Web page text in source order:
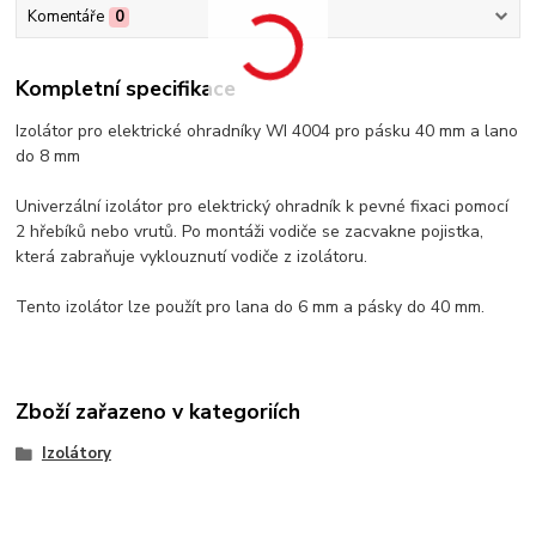
Komentáře 0
Kompletní specifikace
Izolátor pro elektrické ohradníky WI 4004 pro pásku 40 mm a lano
do 8 mm
Univerzální izolátor pro elektrický ohradník k pevné fixaci pomocí
2 hřebíků nebo vrutů. Po montáži vodiče se zacvakne pojistka,
která zabraňuje vyklouznutí vodiče z izolátoru.
Tento izolátor lze použít pro lana do 6 mm a pásky do 40 mm.
Zboží zařazeno v kategoriích
Izolátory